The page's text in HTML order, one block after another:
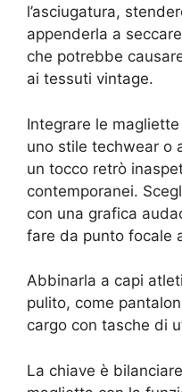
l’asciugatura,
appenderla a
che potrebbe
ai tessuti vintage.
Integrare le
uno stile techwear o
un tocco retrò
contemporanei.
con una grafica
fare da punto focale
Abbinarla a capi
pulito, come
cargo con tasche di
La chiave è